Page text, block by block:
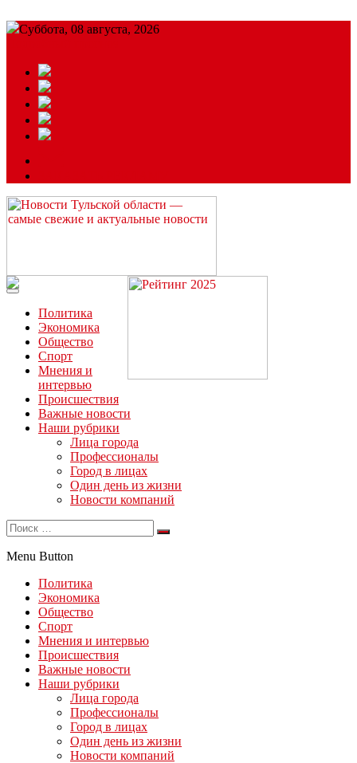
Суббота, 08 августа, 2026
Читайте последние новости дня в Тульской области на сайте
“ЗаНовомосковск”
Политика
Экономика
Общество
Спорт
Мнения и
интервью
Происшествия
Важные новости
Наши рубрики
Лица города
Профессионалы
Город в лицах
Один день из жизни
Новости компаний
Menu Button
Политика
Экономика
Общество
Спорт
Мнения и интервью
Происшествия
Важные новости
Наши рубрики
Лица города
Профессионалы
Город в лицах
Один день из жизни
Новости компаний